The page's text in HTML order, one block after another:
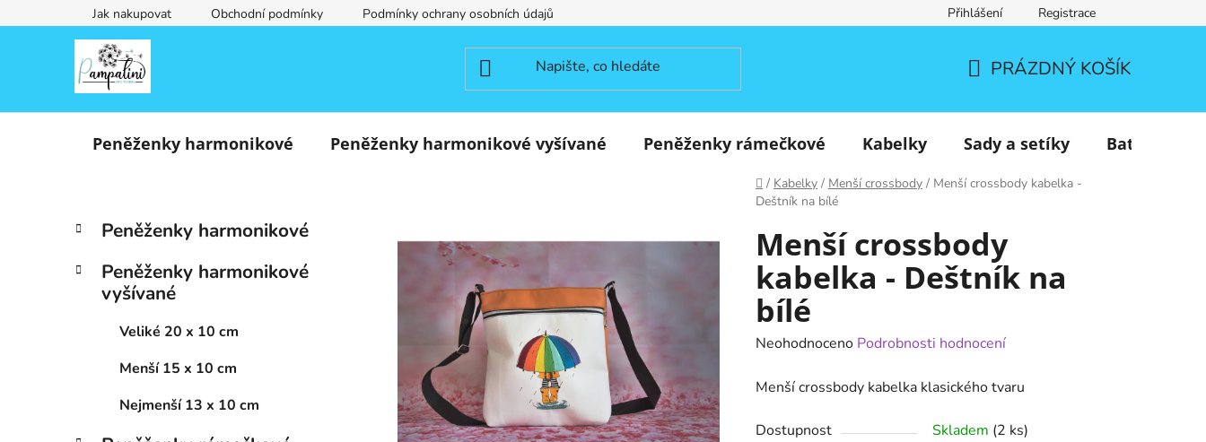
na
Jak nakupovat Obchodní podmínky Podmínky ochrany osobních údajů Přihlášení Registrace
KOŠÍK
PRÁZDNÝ KOŠÍK
Peněženky harmonikové Peněženky harmonikové vyšívané Peněženky rámečkové Kabelky Sady a setíky Batohy
Domů
/ Kabelky / Menší crossbody / Menší crossbody kabelka -
Deštník na bílé
P
s
Přeskočit
kategorie
K
a
e
Peněženky harmonikové
Peněženky harmonikové
vyšívané
Veliké 20 x 10 cm
Menší 15 x 10 cm
Nejmenší 13 x 10 cm
Menší crossbody
kabelka - Deštník na
bílé
Průměrné
produktu
Neohodnoceno Podrobnosti hodnocení
Menší crossbody kabelka klasického tvaru
Dostupnost Skladem (2 ks)